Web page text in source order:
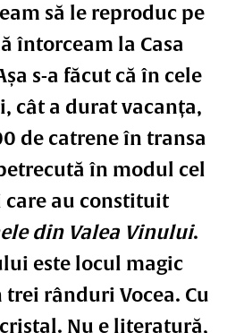
să le reproduc pe
întorceam la Casa
s-a făcut că în cele
cât a durat vacanța,
de catrene în transa
în modul cel
care au constituit
din Valea Vinului.
este locul magic
rânduri Vocea. Cu
Nu e literatură,